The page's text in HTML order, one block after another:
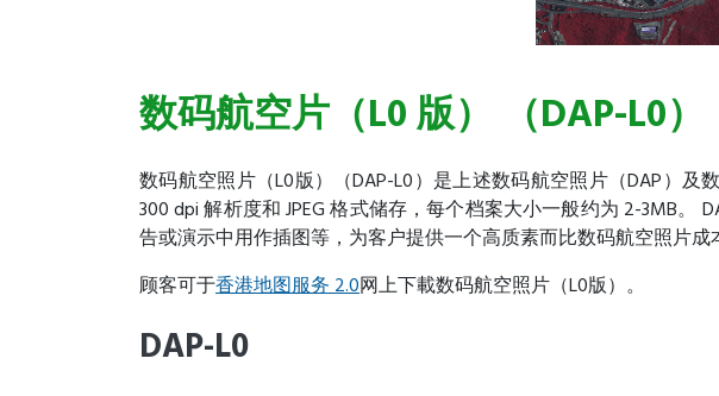
数码航空片（L0 版） （DAP-L0）
数码航空照片（L0版）（DAP-L0）是上述数码航空照片（DAP）
300 dpi 解析度和 JPEG 格式储存，每个档案大小一般约为 2-3MB
告或演示中用作插图等，为客户提供一个高质素而比数码航空照片成
顾客可于香港地图服务 2.0网上下載数码航空照片（L0版）。
DAP-L0